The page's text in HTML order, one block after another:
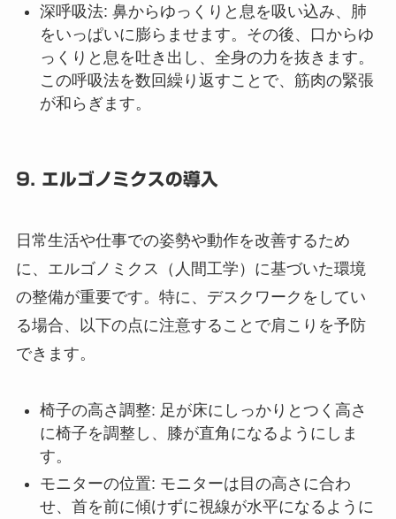
深呼吸法: 鼻からゆっくりと息を吸い込み、肺
をいっぱいに膨らませます。その後、口からゆ
っくりと息を吐き出し、全身の力を抜きます。
この呼吸法を数回繰り返すことで、筋肉の緊張
が和らぎます。
9. エルゴノミクスの導入
日常生活や仕事での姿勢や動作を改善するため
に、エルゴノミクス（人間工学）に基づいた環境
の整備が重要です。特に、デスクワークをしてい
る場合、以下の点に注意することで肩こりを予防
できます。
椅子の高さ調整: 足が床にしっかりとつく高さ
に椅子を調整し、膝が直角になるようにしま
す。
モニターの位置: モニターは目の高さに合わ
せ、首を前に傾けずに視線が水平になるように